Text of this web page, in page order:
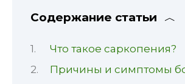
Содержание статьи
Что такое саркопения?
Причины и симптомы